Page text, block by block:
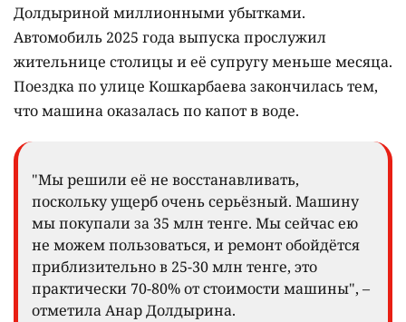
Долдыриной миллионными убытками.
Автомобиль 2025 года выпуска прослужил
жительнице столицы и её супругу меньше месяца.
Поездка по улице Кошкарбаева закончилась тем,
что машина оказалась по капот в воде.
"Мы решили её не восстанавливать,
поскольку ущерб очень серьёзный. Машину
мы покупали за 35 млн тенге. Мы сейчас ею
не можем пользоваться, и ремонт обойдётся
приблизительно в 25-30 млн тенге, это
практически 70-80% от стоимости машины", –
отметила Анар Долдырина.